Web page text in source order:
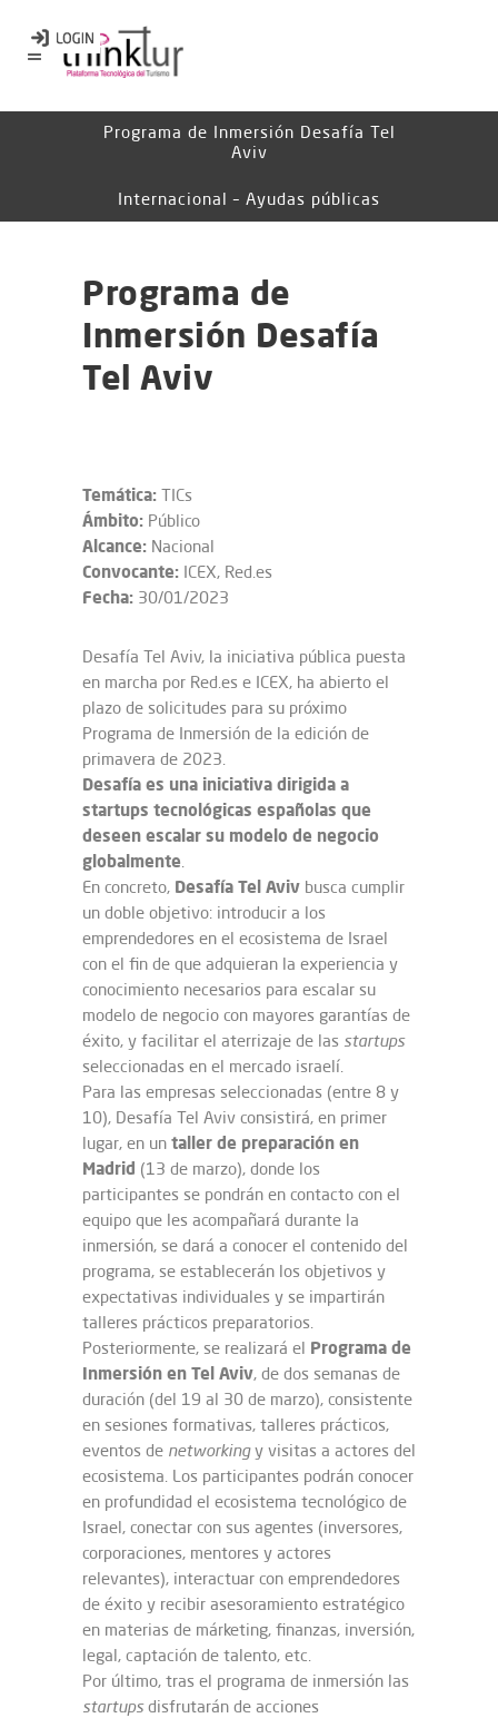
Programa de Inmersión Desafía Tel
Aviv
Internacional – Ayudas públicas
Programa de
Inmersión Desafía
Tel Aviv
Temática: TICs
Ámbito: Público
Alcance: Nacional
Convocante: ICEX, Red.es
Fecha: 30/01/2023
Desafía Tel Aviv, la iniciativa pública puesta
en marcha por Red.es e ICEX, ha abierto el
plazo de solicitudes para su próximo
Programa de Inmersión de la edición de
primavera de 2023.
Desafía es una iniciativa dirigida a
startups tecnológicas españolas que
deseen escalar su modelo de negocio
globalmente.
En concreto, Desafía Tel Aviv busca cumplir
un doble objetivo: introducir a los
emprendedores en el ecosistema de Israel
con el fin de que adquieran la experiencia y
conocimiento necesarios para escalar su
modelo de negocio con mayores garantías de
éxito, y facilitar el aterrizaje de las startups
seleccionadas en el mercado israelí.
Para las empresas seleccionadas (entre 8 y
10), Desafía Tel Aviv consistirá, en primer
lugar, en un taller de preparación en
Madrid (13 de marzo), donde los
participantes se pondrán en contacto con el
equipo que les acompañará durante la
inmersión, se dará a conocer el contenido del
programa, se establecerán los objetivos y
expectativas individuales y se impartirán
talleres prácticos preparatorios.
Posteriormente, se realizará el Programa de
Inmersión en Tel Aviv, de dos semanas de
duración (del 19 al 30 de marzo), consistente
en sesiones formativas, talleres prácticos,
eventos de networkingy visitas a actores del
ecosistema. Los participantes podrán conocer
en profundidad el ecosistema tecnológico de
Israel, conectar con sus agentes (inversores,
corporaciones, mentores y actores
relevantes), interactuar con emprendedores
de éxito y recibir asesoramiento estratégico
en materias de márketing, finanzas, inversión,
legal, captación de talento, etc.
Por último, tras el programa de inmersión las
startupsdisfrutarán de acciones